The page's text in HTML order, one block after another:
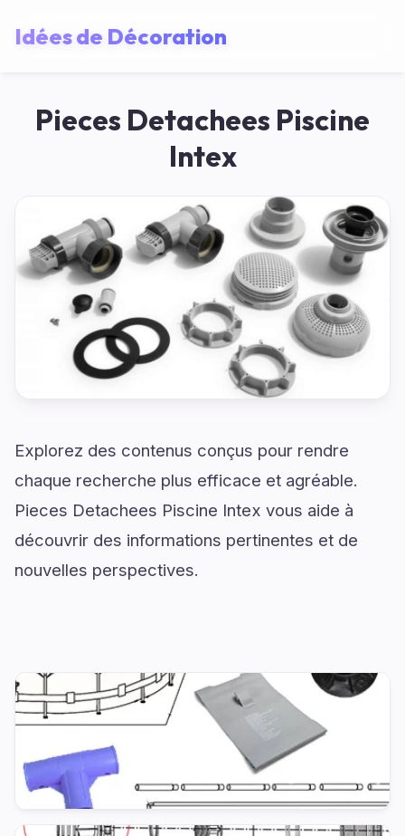
Idées de Décoration
Pieces Detachees Piscine
Intex
Explorez des contenus conçus pour rendre
chaque recherche plus efficace et agréable.
Pieces Detachees Piscine Intex vous aide à
découvrir des informations pertinentes et de
nouvelles perspectives.